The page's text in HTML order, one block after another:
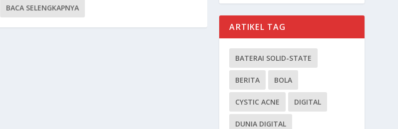
BACA SELENGKAPNYA
ARTIKEL TAG
BATERAI SOLID-STATE
BERITA BOLA
CYSTIC ACNE DIGITAL
DUNIA DIGITAL